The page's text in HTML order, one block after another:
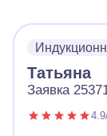
Татьяна
Заявка